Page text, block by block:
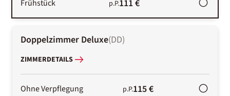
Frühstück p.P.111 €
Doppelzimmer Deluxe(DD)
ZIMMERDETAILS
Ohne Verpflegung p.P.115 €